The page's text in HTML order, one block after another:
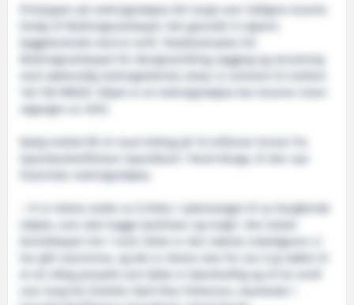
Prislappen på redningsskøyta blir langt over tidligere leverte
fartøy til Redningsselskapet. Det gjenstår å signere
byggekontrakt med et verft. Totalkostnaden for
Redningsselskapet for designutvikling, bygging og utrustning
med nødvendig redningsteknisk utstyr er estimert til mellom
140-150 MNOK. Håpet er at redningsskøyta kan leveres innen
utgangen av 2025.
Nylig mottok RS et raust bidrag på 16 millioner kroner fra
Sparebankstiftelsen SpareBank 1 Nord-Norge, til den nye
historiske redningsskøyta.
– Vi er ekstra stolte av å bidra i spleiselaget til ny havgående
skøyte, som skal trygge kystlinjen og inngå i den totale
beredskapen her i nord. Dette er den største enkeltgaven vi
har gitt noensinne, og det er ekstra stas for oss å gi støtte til
et så viktig prosjekt som både er bærekraftig og vil ha verdi
over lang tid, forteller Kjell Olav Pettersen, styreleder i